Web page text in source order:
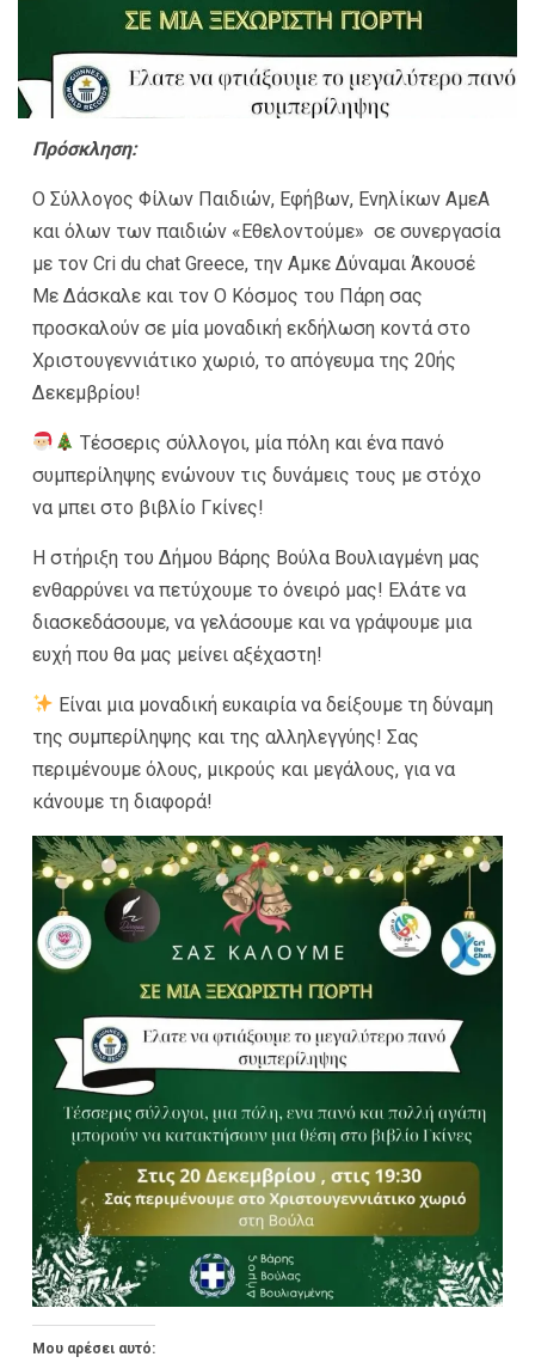
Πρόσκληση:
Ο Σύλλογος Φίλων Παιδιών, Εφήβων, Ενηλίκων ΑμεΑ
και όλων των παιδιών «Εθελοντούμε» σε συνεργασία
με τον Cri du chat Greece, την Αμκε Δύναμαι Άκουσέ
Με Δάσκαλε και τον Ο Κόσμος του Πάρη σας
προσκαλούν σε μία μοναδική εκδήλωση κοντά στο
Χριστουγεννιάτικο χωριό, το απόγευμα της 20ής
Δεκεμβρίου!
Τέσσερις σύλλογοι, μία πόλη και ένα πανό
συμπερίληψης ενώνουν τις δυνάμεις τους με στόχο
να μπει στο βιβλίο Γκίνες!
Η στήριξη του Δήμου Βάρης Βούλα Βουλιαγμένη μας
ενθαρρύνει να πετύχουμε το όνειρό μας! Ελάτε να
διασκεδάσουμε, να γελάσουμε και να γράψουμε μια
ευχή που θα μας μείνει αξέχαστη!
Είναι μια μοναδική ευκαιρία να δείξουμε τη δύναμη
της συμπερίληψης και της αλληλεγγύης! Σας
περιμένουμε όλους, μικρούς και μεγάλους, για να
κάνουμε τη διαφορά!
Μου αρέσει αυτό: